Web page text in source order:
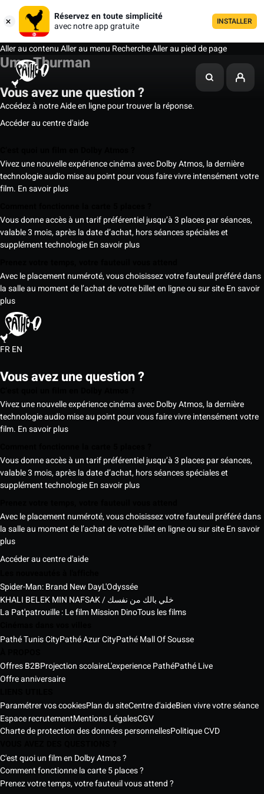
Réservez en toute simplicité
avec notre app gratuite
INSTALLER
Aller au contenuAller au menu RechercheAller au pied de page
Uma Thurman
Vous avez une question ?
Accédez à notre Aide en ligne pour trouver la réponse.
Accéder au centre d'aide
Vivez une nouvelle expérience cinéma avec Dolby Atmos, la dernière
technologie audio mise au point pour vous faire vivre intensément votre
film. En savoir plus
Vous donne accès à un tarif préférentiel jusqu’à 3 places par séances,
valable 3 mois, après la date d’achat, hors séances spéciales et
supplément technologieEn savoir plus
Avec le placement numéroté, vous choisissez votre fauteuil préféré dans
la salle au moment de l’achat de votre billet en ligne ou sur siteEn savoir
plus
FREN
Vous avez une question ?
Vivez une nouvelle expérience cinéma avec Dolby Atmos, la dernière
technologie audio mise au point pour vous faire vivre intensément votre
film. En savoir plus
Vous donne accès à un tarif préférentiel jusqu’à 3 places par séances,
valable 3 mois, après la date d’achat, hors séances spéciales et
supplément technologieEn savoir plus
Avec le placement numéroté, vous choisissez votre fauteuil préféré dans
la salle au moment de l’achat de votre billet en ligne ou sur siteEn savoir
plus
Accéder au centre d'aide
Spider-Man: Brand New DayL'Odyssée
KHALI BELEK MIN NAFSAK / خلي بالك من نفسك
La Pat'patrouille : Le film Mission DinoTous les films
Pathé Tunis CityPathé Azur CityPathé Mall Of Sousse
Offres B2BProjection scolaireL'experience PathéPathé Live
Offre anniversaire
Paramétrer vos cookiesPlan du siteCentre d'aideBien vivre votre séance
Espace recrutementMentions LégalesCGV
Charte de protection des données personnellesPolitique CVD
C'est quoi un film en Dolby Atmos ?
Comment fonctionne la carte 5 places ?
Prenez votre temps, votre fauteuil vous attend ?